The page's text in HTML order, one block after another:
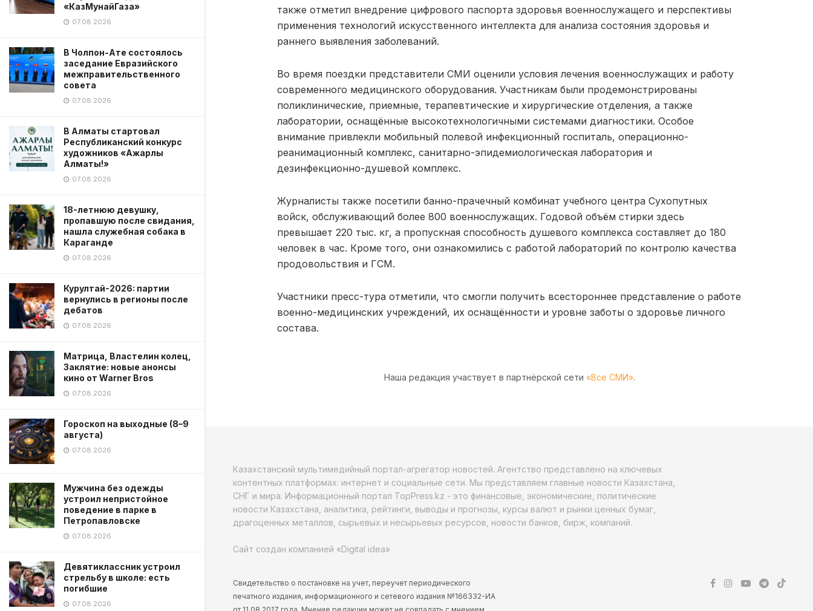
«КазМунайГаза»
07.08.2026
В Чолпон-Ате состоялось
заседание Евразийского
межправительственного
совета
07.08.2026
В Алматы стартовал
Республиканский конкурс
художников «Ажарлы
Алматы!»
07.08.2026
18-летнюю девушку,
пропавшую после свидания,
нашла служебная собака в
Караганде
07.08.2026
Курултай-2026: партии
вернулись в регионы после
дебатов
07.08.2026
Матрица, Властелин колец,
Заклятие: новые анонсы
кино от Warner Bros
07.08.2026
Гороскоп на выходные (8–9
августа)
07.08.2026
Мужчина без одежды
устроил непристойное
поведение в парке в
Петропавловске
07.08.2026
Девятиклассник устроил
стрельбу в школе: есть
погибшие
07.08.2026
также отметил внедрение цифрового паспорта здоровья военнослужащего и перспективы
применения технологий искусственного интеллекта для анализа состояния здоровья и
раннего выявления заболеваний.
Во время поездки представители СМИ оценили условия лечения военнослужащих и работу
современного медицинского оборудования. Участникам были продемонстрированы
поликлинические, приемные, терапевтические и хирургические отделения, а также
лаборатории, оснащённые высокотехнологичными системами диагностики. Особое
внимание привлекли мобильный полевой инфекционный госпиталь, операционно-
реанимационный комплекс, санитарно-эпидемиологическая лаборатория и
дезинфекционно-душевой комплекс.
Журналисты также посетили банно-прачечный комбинат учебного центра Сухопутных
войск, обслуживающий более 800 военнослужащих. Годовой объём стирки здесь
превышает 220 тыс. кг, а пропускная способность душевого комплекса составляет до 180
человек в час. Кроме того, они ознакомились с работой лабораторий по контролю качества
продовольствия и ГСМ.
Участники пресс-тура отметили, что смогли получить всестороннее представление о работе
военно-медицинских учреждений, их оснащённости и уровне заботы о здоровье личного
состава.
Наша редакция участвует в партнёрской сети «Все СМИ».
Казахстанский мультимедийный портал-агрегатор новостей. Агентство представлено на ключевых
контентных платформах: интернет и социальные сети. Мы представляем главные новости Казахстана,
СНГ и мира. Информационный портал TopPress.kz - это финансовые, экономические, политические
новости Казахстана, аналитика, рейтинги, выводы и прогнозы, курсы валют и рынки ценных бумаг,
драгоценных металлов, сырьевых и несырьевых ресурсов, новости банков, бирж, компаний.
Сайт создан компанией «Digital idea»
Свидетельство о постановке на учет, переучет периодического
печатного издания, информационного и сетевого издания №166332-ИА